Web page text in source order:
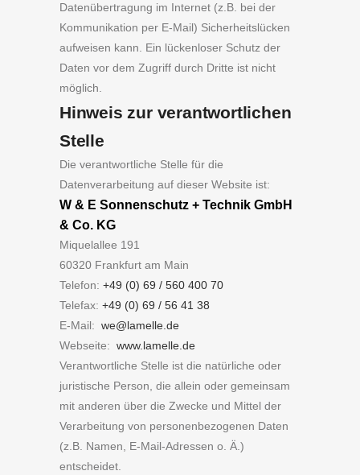
Datenübertragung im Internet (z.B. bei der
Kommunikation per E-Mail) Sicherheitslücken
aufweisen kann. Ein lückenloser Schutz der
Daten vor dem Zugriff durch Dritte ist nicht
möglich.
Hinweis zur verantwortlichen
Stelle
Die verantwortliche Stelle für die
Datenverarbeitung auf dieser Website ist:
W & E Sonnenschutz + Technik GmbH
& Co. KG
Miquelallee 191
60320 Frankfurt am Main
Telefon: +49 (0) 69 / 560 400 70
Telefax: +49 (0) 69 / 56 41 38
E-Mail: we@lamelle.de
Webseite: www.lamelle.de
Verantwortliche Stelle ist die natürliche oder
juristische Person, die allein oder gemeinsam
mit anderen über die Zwecke und Mittel der
Verarbeitung von personenbezogenen Daten
(z.B. Namen, E-Mail-Adressen o. Ä.)
entscheidet.